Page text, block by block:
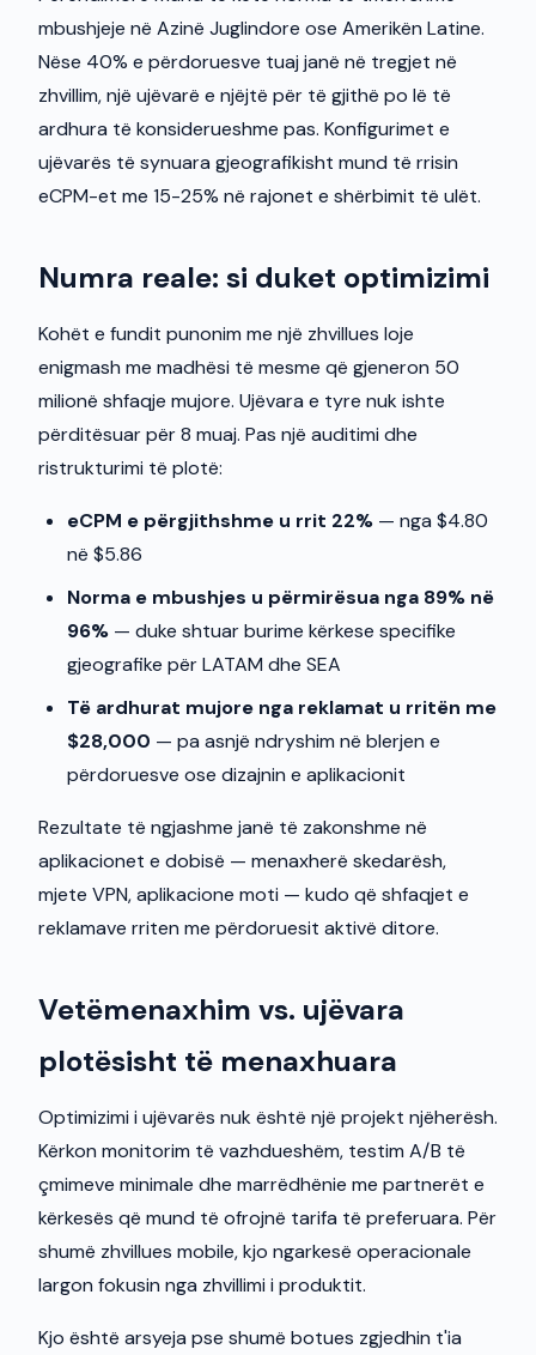
mbushjeje në Azinë Juglindore ose Amerikën Latine.
Nëse 40% e përdoruesve tuaj janë në tregjet në
zhvillim, një ujëvarë e njëjtë për të gjithë po lë të
ardhura të konsiderueshme pas. Konfigurimet e
ujëvarës të synuara gjeografikisht mund të rrisin
eCPM-et me 15-25% në rajonet e shërbimit të ulët.
Numra reale: si duket optimizimi
Kohët e fundit punonim me një zhvillues loje
enigmash me madhësi të mesme që gjeneron 50
milionë shfaqje mujore. Ujëvara e tyre nuk ishte
përditësuar për 8 muaj. Pas një auditimi dhe
ristrukturimi të plotë:
eCPM e përgjithshme u rrit 22% — nga $4.80
në $5.86
Norma e mbushjes u përmirësua nga 89% në
96% — duke shtuar burime kërkese specifike
gjeografike për LATAM dhe SEA
Të ardhurat mujore nga reklamat u rritën me
$28,000 — pa asnjë ndryshim në blerjen e
përdoruesve ose dizajnin e aplikacionit
Rezultate të ngjashme janë të zakonshme në
aplikacionet e dobisë — menaxherë skedarësh,
mjete VPN, aplikacione moti — kudo që shfaqjet e
reklamave rriten me përdoruesit aktivë ditore.
Vetëmenaxhim vs. ujëvara
plotësisht të menaxhuara
Optimizimi i ujëvarës nuk është një projekt njëherësh.
Kërkon monitorim të vazhdueshëm, testim A/B të
çmimeve minimale dhe marrëdhënie me partnerët e
kërkesës që mund të ofrojnë tarifa të preferuara. Për
shumë zhvillues mobile, kjo ngarkesë operacionale
largon fokusin nga zhvillimi i produktit.
Kjo është arsyeja pse shumë botues zgjedhin t'ia